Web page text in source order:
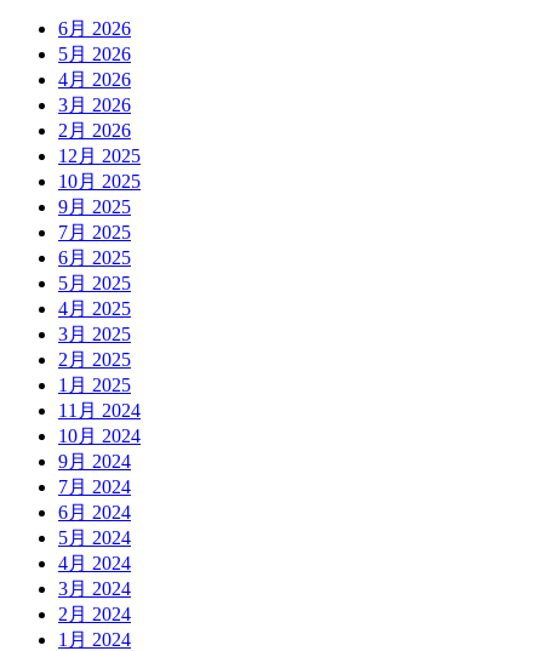
6月 2026
5月 2026
4月 2026
3月 2026
2月 2026
12月 2025
10月 2025
9月 2025
7月 2025
6月 2025
5月 2025
4月 2025
3月 2025
2月 2025
1月 2025
11月 2024
10月 2024
9月 2024
7月 2024
6月 2024
5月 2024
4月 2024
3月 2024
2月 2024
1月 2024